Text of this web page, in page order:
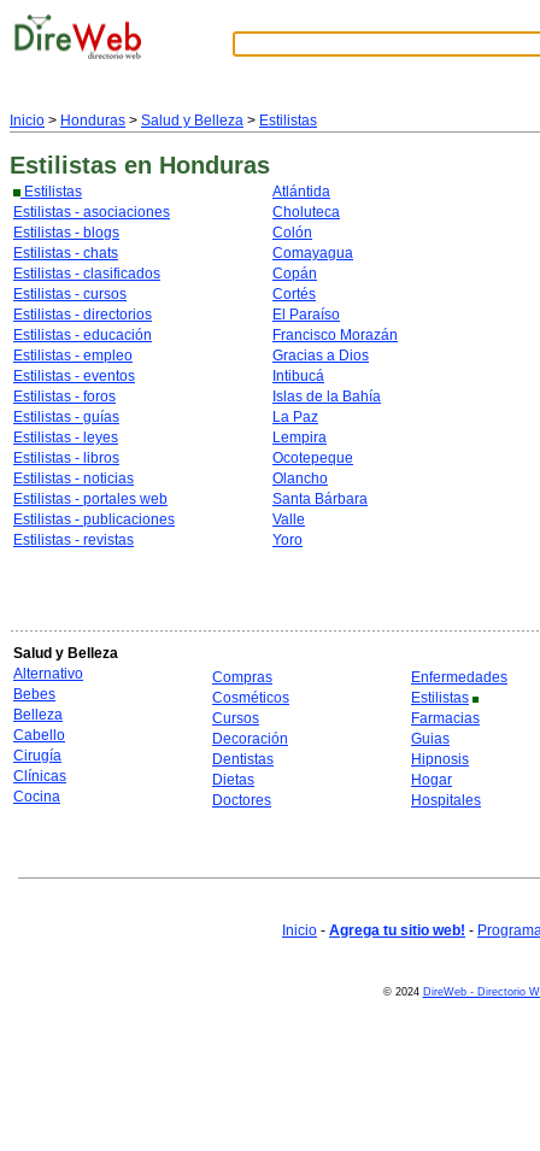
Inicio > Honduras > Salud y Belleza > Estilistas
Estilistas en Honduras
Estilistas
Estilistas - asociaciones
Estilistas - blogs
Estilistas - chats
Estilistas - clasificados
Estilistas - cursos
Estilistas - directorios
Estilistas - educación
Estilistas - empleo
Estilistas - eventos
Estilistas - foros
Estilistas - guías
Estilistas - leyes
Estilistas - libros
Estilistas - noticias
Estilistas - portales web
Estilistas - publicaciones
Estilistas - revistas
Atlántida
Choluteca
Colón
Comayagua
Copán
Cortés
El Paraíso
Francisco Morazán
Gracias a Dios
Intibucá
Islas de la Bahía
La Paz
Lempira
Ocotepeque
Olancho
Santa Bárbara
Valle
Yoro
Salud y Belleza
Alternativo
Bebes
Belleza
Cabello
Cirugía
Clínicas
Cocina
Compras
Cosméticos
Cursos
Decoración
Dentistas
Dietas
Doctores
Enfermedades
Estilistas
Farmacias
Guias
Hipnosis
Hogar
Hospitales
Inicio - Agrega tu sitio web! -
© 2024 DireWeb - Directorio